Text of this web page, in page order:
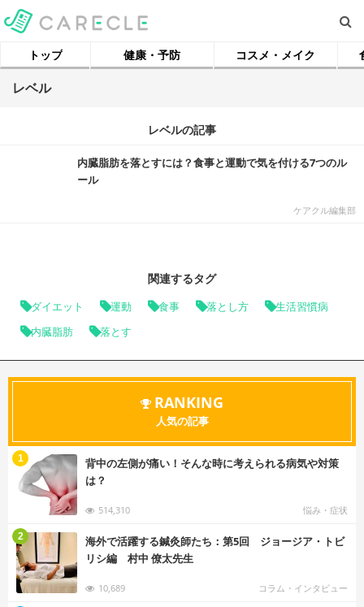
トップ 健康・予防 コスメ・メイク
レベル
レベルの記事
内臓脂肪を落とすには？食事と運動で気を付ける7つのル
ール
ケアクル編集部
関連するタグ
ダイエット 運動 食事 落とし方 生活習慣病
内臓脂肪 落とす
RANKING
人気の記事
背中の左側が痛い！そんな時に考えられる病気や対策
は？
514,310 悩み・症状
1
海外で活躍する鍼灸師たち：第5回 ジョージア・トビ
リシ編 村中 僚太先生
10,689 コラム・インタビュー
2